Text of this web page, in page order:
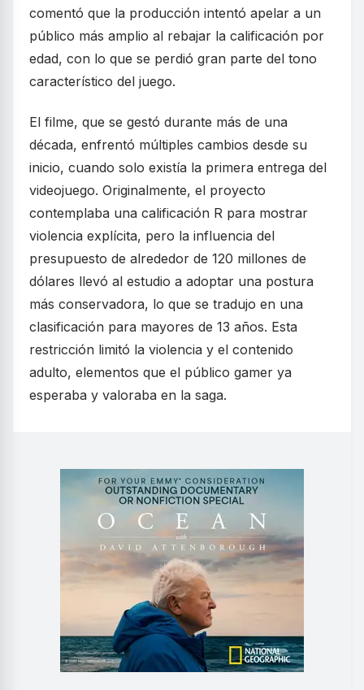
comentó que la producción intentó apelar a un
público más amplio al rebajar la calificación por
edad, con lo que se perdió gran parte del tono
característico del juego.
El filme, que se gestó durante más de una
década, enfrentó múltiples cambios desde su
inicio, cuando solo existía la primera entrega del
videojuego. Originalmente, el proyecto
contemplaba una calificación R para mostrar
violencia explícita, pero la influencia del
presupuesto de alrededor de 120 millones de
dólares llevó al estudio a adoptar una postura
más conservadora, lo que se tradujo en una
clasificación para mayores de 13 años. Esta
restricción limitó la violencia y el contenido
adulto, elementos que el público gamer ya
esperaba y valoraba en la saga.